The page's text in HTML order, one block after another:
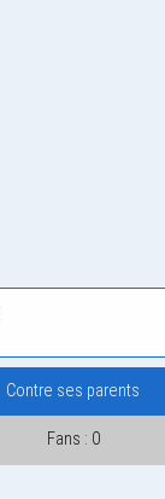
Contre ses parents
Fans : 0